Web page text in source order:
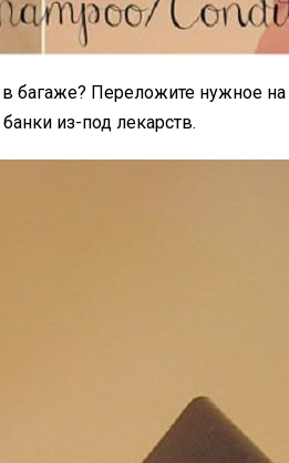
багаже? Переложите нужное
из-под лекарств.